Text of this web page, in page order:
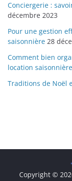
Conciergerie :
décembre 2023
Pour une gestion
saisonnière 28
Comment bien
location
Traditions de Noël
Copyright ©